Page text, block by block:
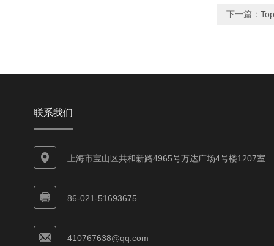
下一篇：
联系我们
上海市宝山区共和新路4965号万达广场4号楼1207室
86-021-51693675
410767638@qq.com